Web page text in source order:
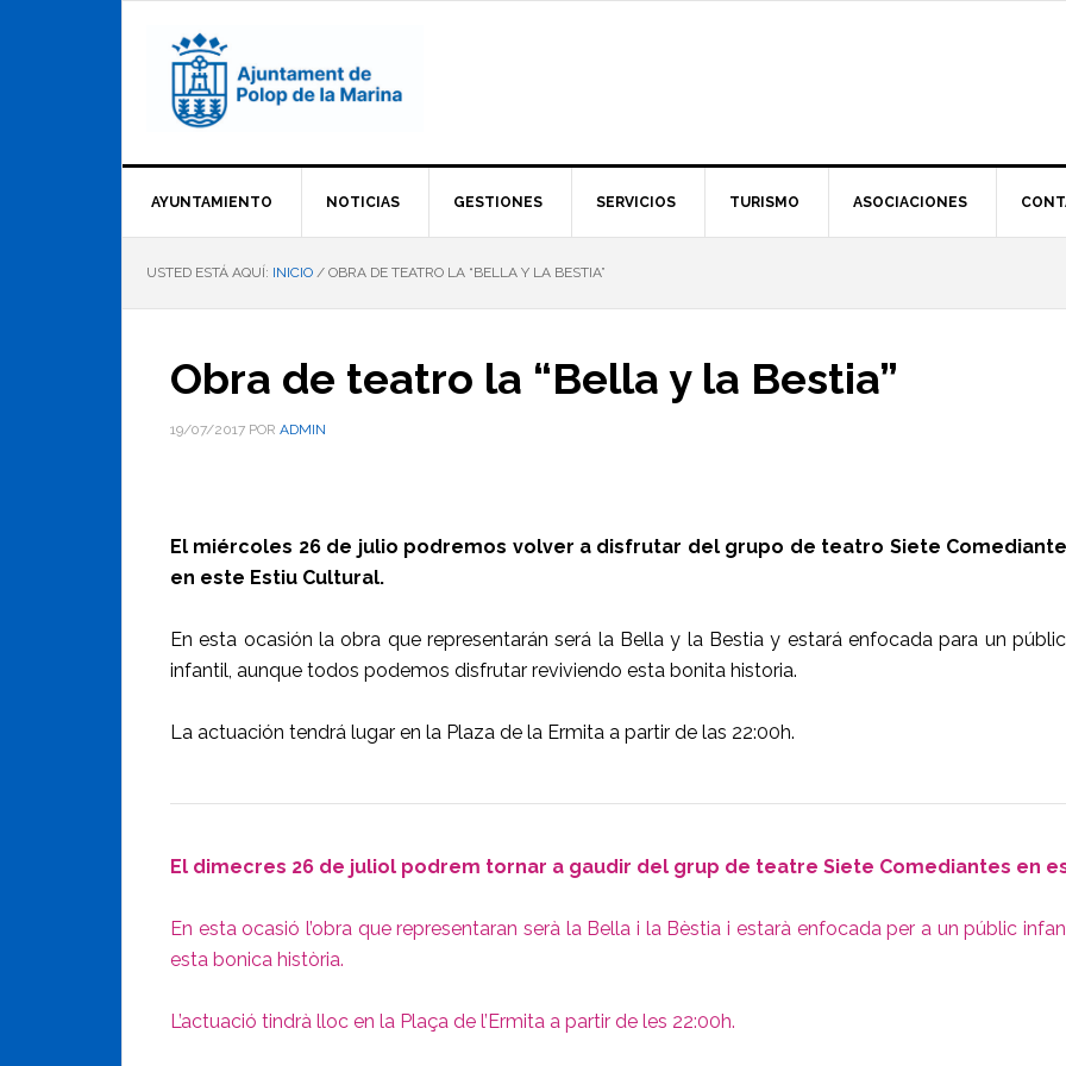
AYUNTAMIENTO NOTICIAS GESTIONES SERVICIOS TURISMO ASOCIACIONES
USTED ESTÁ AQUÍ: INICIO / OBRA DE TEATRO LA “BELLA Y LA BESTIA”
Obra de teatro la “Bella y la Bestia”
19/07/2017 POR ADMIN
El miércoles 26 de julio podremos volver a disfrutar del grupo de teatro Siete
en este Estiu Cultural.
En esta ocasión la obra que representarán será la Bella y la Bestia y estará enfocada para un
infantil, aunque todos podemos disfrutar reviviendo esta bonita historia.
La actuación tendrá lugar en la Plaza de la Ermita a partir de las 22:00h.
El dimecres 26 de juliol podrem tornar a gaudir del grup de teatre Siete Comediantes en
En esta ocasió l’obra que representaran serà la Bella i la Bèstia i estarà enfocada per a un públic
esta bonica història.
L’actuació tindrà lloc en la Plaça de l’Ermita a partir de les 22:00h.